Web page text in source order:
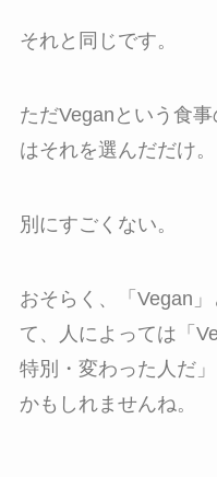
それと同じです。
ただVeganという食
はそれを選んだだけ。
別にすごくない。
おそらく、「Vegan
て、人によっては「
特別・変わった人だ
かもしれませんね。